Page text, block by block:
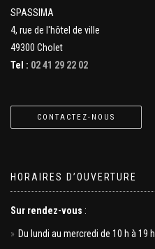
SPASSIMA
4, rue de l'hôtel de ville
49300 Cholet
Tel : 02 41 29 22 02
CONTACTEZ-NOUS
HORAIRES D’OUVERTURE
Sur rendez-vous :
Du lundi au mercredi de 10 h à 19 h